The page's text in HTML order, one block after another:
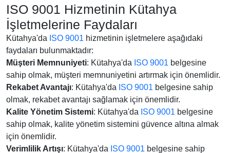
ISO 9001 Hizmetinin Kütahya
İşletmelerine Faydaları
Kütahya'da ISO 9001 hizmetinin işletmelere aşağıdaki
faydaları bulunmaktadır:
Müşteri Memnuniyeti: Kütahya'da ISO 9001 belgesine
sahip olmak, müşteri memnuniyetini artırmak için önemlidir.
Rekabet Avantajı: Kütahya'da ISO 9001 belgesine sahip
olmak, rekabet avantajı sağlamak için önemlidir.
Kalite Yönetim Sistemi: Kütahya'da ISO 9001 belgesine
sahip olmak, kalite yönetim sistemini güvence altına almak
için önemlidir.
Verimlilik Artışı: Kütahya'da ISO 9001 belgesine sahip